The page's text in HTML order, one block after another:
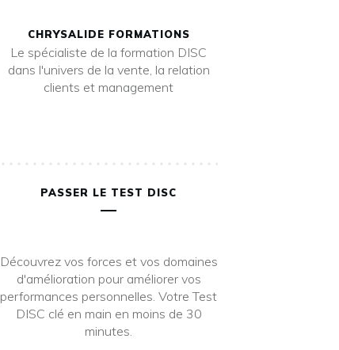
CHRYSALIDE FORMATIONS
Le spécialiste de la formation DISC
dans l'univers de la vente, la relation
clients et management
PASSER LE TEST DISC
Découvrez vos forces et vos domaines
d'amélioration pour améliorer vos
performances personnelles. Votre Test
DISC clé en main en moins de 30
minutes.